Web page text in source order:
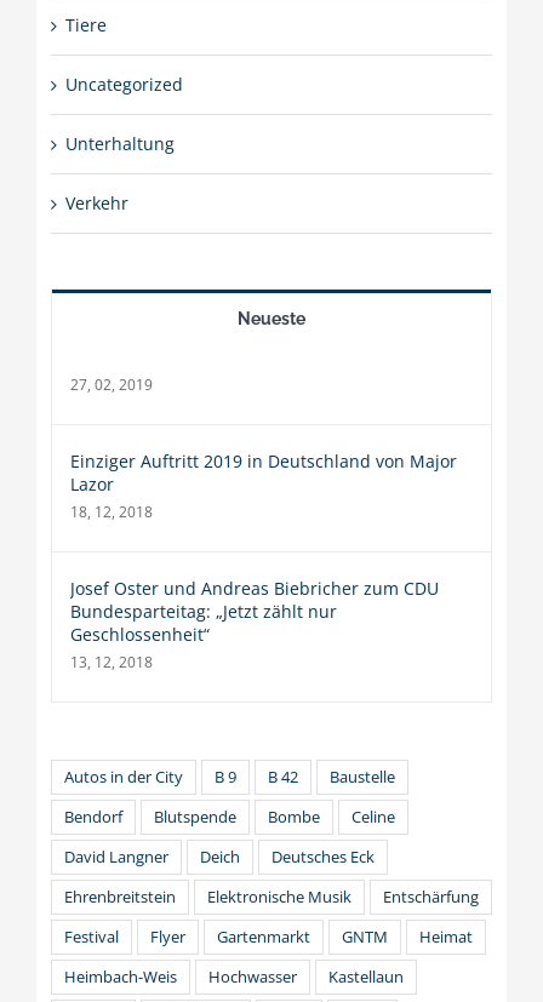
Tiere
Uncategorized
Unterhaltung
Verkehr
Neueste
27, 02, 2019
Einziger Auftritt 2019 in Deutschland von Major
Lazor
18, 12, 2018
Josef Oster und Andreas Biebricher zum CDU
Bundesparteitag: „Jetzt zählt nur
Geschlossenheit“
13, 12, 2018
Autos in der City B 9 B 42
Baustelle
Bendorf
Blutspende Bombe
Celine
David Langner
Deich
Deutsches Eck
Ehrenbreitstein
Elektronische Musik
Entschärfung
Festival
Flyer Gartenmarkt GNTM
Heimat
Heimbach-Weis
Hochwasser
Kastellaun